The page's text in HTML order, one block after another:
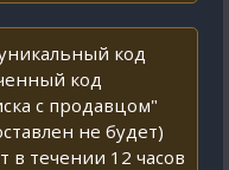
код
код
с продавцом"
не будет)
в течении 12 часов